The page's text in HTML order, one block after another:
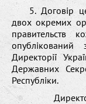
5. Договір
двох окремих
Директорії
Державних
Республіки.